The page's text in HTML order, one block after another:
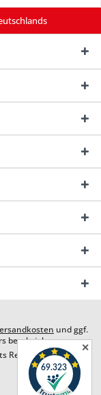
und ggf.
beschrieben
Design by
✕